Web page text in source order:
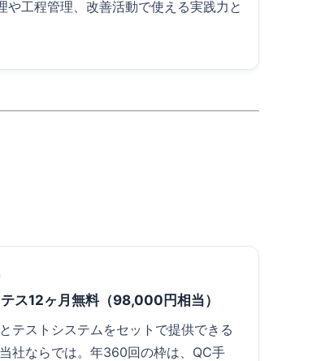
工程管理、改善活動で使える実践力と
ス12ヶ月無料（98,000円相当）
テストシステムをセットで提供できる
社ならでは。年360回の枠は、QC手